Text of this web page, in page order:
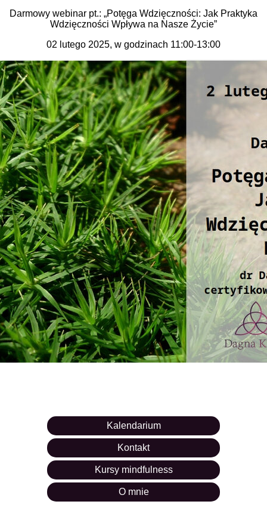
Darmowy webinar pt.: „Potęga Wdzięczności: Jak Praktyka
Wdzięczności Wpływa na Nasze Życie”
02 lutego 2025, w godzinach 11:00-13:00
Kalendarium
Kontakt
Kursy mindfulness
O mnie